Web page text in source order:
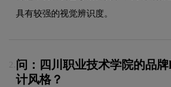
具有较强的视觉辨识度。
2. 问：四川职业技术学院的品
计风格？